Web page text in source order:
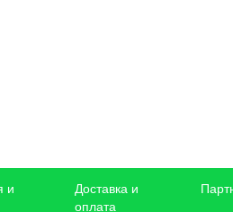
и
Доставка и
оплата